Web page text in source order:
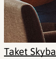
Taket